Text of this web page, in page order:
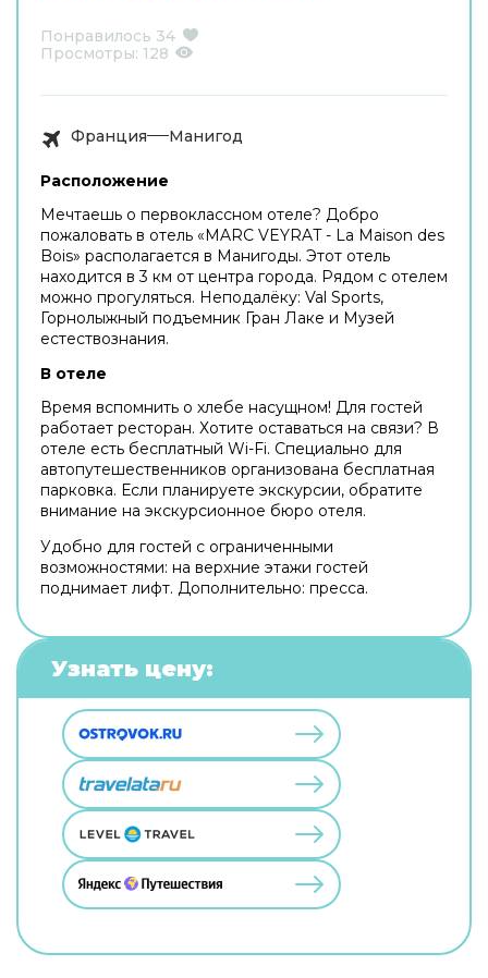
Понравилось 34
Просмотры: 128
Франция Манигод
Расположение
Мечтаешь о первоклассном отеле? Добро
пожаловать в отель «MARC VEYRAT - La Maison des
Bois» располагается в Манигоды. Этот отель
находится в 3 км от центра города. Рядом с отелем
можно прогуляться. Неподалёку: Val Sports,
Горнолыжный подъемник Гран Лаке и Музей
естествознания.
В отеле
Время вспомнить о хлебе насущном! Для гостей
работает ресторан. Хотите оставаться на связи? В
отеле есть бесплатный Wi-Fi. Специально для
автопутешественников организована бесплатная
парковка. Если планируете экскурсии, обратите
внимание на экскурсионное бюро отеля.
Удобно для гостей с ограниченными
возможностями: на верхние этажи гостей
поднимает лифт. Дополнительно: пресса.
Узнать цену: